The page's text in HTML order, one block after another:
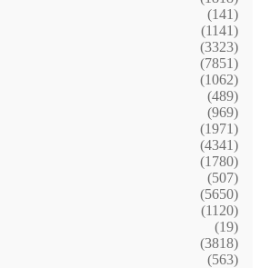
(141)
(1141)
(3323)
(7851)
(1062)
(489)
(969)
(1971)
(4341)
(1780)
(507)
(5650)
(1120)
(19)
(3818)
(563)